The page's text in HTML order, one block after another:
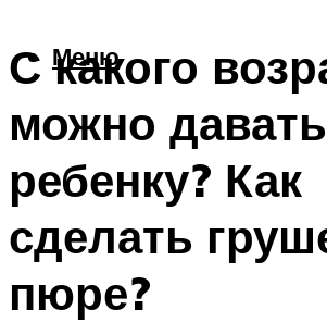
Меню
С какого
можно
ребенку? Как
сделать
пюре?